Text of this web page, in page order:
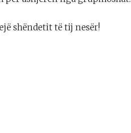
shëndetit të tij nesër!